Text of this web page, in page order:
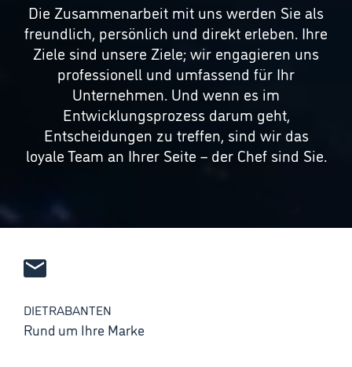
Die Zusammenarbeit mit uns werden Sie als
freundlich, persönlich und direkt erleben. Ihre
Ziele sind unsere Ziele; wir engagieren uns
professionell und umfassend für Ihr
Unternehmen. Und wenn es im
Entwicklungsprozess darum geht,
Entscheidungen zu treffen, sind wir das
loyale Team an Ihrer Seite – der Chef sind Sie.
DIETRABANTEN
Rund um Ihre Marke